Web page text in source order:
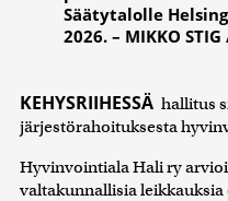
Säätytalolle
2026. – MIKKO STIG
KEHYSRIIHESSÄ hallitus
järjestörahoituksesta
Hyvinvointiala Hali ry
valtakunnallisia